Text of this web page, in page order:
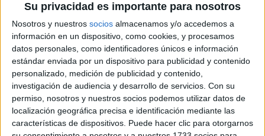
Su privacidad es importante para nosotros
Nosotros y nuestros socios almacenamos y/o accedemos a
información en un dispositivo, como cookies, y procesamos
datos personales, como identificadores únicos e información
estándar enviada por un dispositivo para publicidad y contenido
personalizado, medición de publicidad y contenido,
investigación de audiencia y desarrollo de servicios. Con su
permiso, nosotros y nuestros socios podemos utilizar datos de
localización geográfica precisa e identificación mediante las
características de dispositivos. Puede hacer clic para otorgarnos
Contáctanos
Diego de León 47, 28006 Madrid
Phone:+34 91 593 2767